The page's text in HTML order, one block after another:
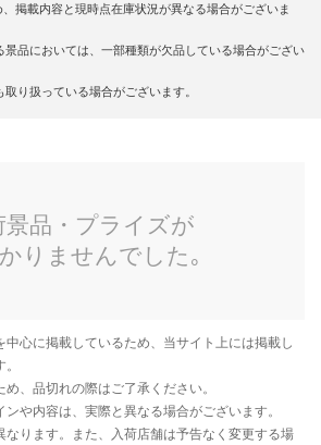
掲載内容と現時点在庫状況が異なる場合がございま
品においては、一部種類が欠品している場合がござい
り扱っている場合がございます。